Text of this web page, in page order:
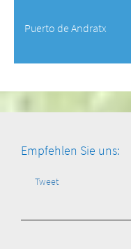
Puerto de Andratx
Empfehlen Sie uns:
Tweet